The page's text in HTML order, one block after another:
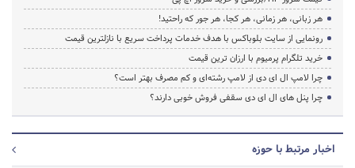
هر زبانی، هر زمانی، هر کجا، هر جور که راحتید!
رونمایی از سایت بلوباکس با هدف خدمات پرداخت سریع با نازلترین قیمت
خرید تلگرام پرمیوم با ارزان ترین قیمت
چرا لامپ ال ای دی از لامپ رشته‌ای و کم مصرف بهتر است؟
چرا پنل های ال ای دی سقفی فروش خوبی دارند؟
اخبار مرتبط با حوزه